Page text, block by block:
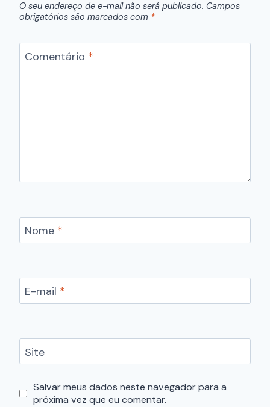
O seu endereço de e-mail não será publicado. Campos
obrigatórios são marcados com *
Comentário *
Nome *
E-mail *
Site
Salvar meus dados neste navegador para a
próxima vez que eu comentar.